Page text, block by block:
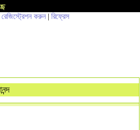
রেজিস্ট্রেশন করুন | রিফ্রেস